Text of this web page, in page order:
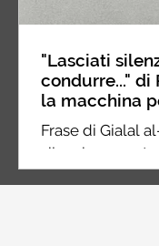
"Lasciati
condurre..." di
la macchina
Frase di Gialal